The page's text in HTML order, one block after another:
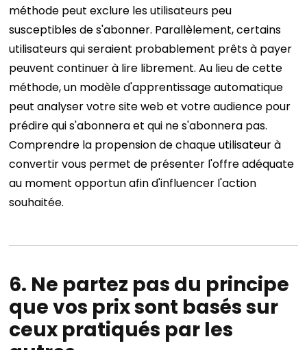
méthode peut exclure les utilisateurs peu
susceptibles de s'abonner. Parallèlement, certains
utilisateurs qui seraient probablement prêts à payer
peuvent continuer à lire librement. Au lieu de cette
méthode, un modèle d'apprentissage automatique
peut analyser votre site web et votre audience pour
prédire qui s'abonnera et qui ne s'abonnera pas.
Comprendre la propension de chaque utilisateur à
convertir vous permet de présenter l'offre adéquate
au moment opportun afin d'influencer l'action
souhaitée.
6. Ne partez pas du principe
que vos prix sont basés sur
ceux pratiqués par les